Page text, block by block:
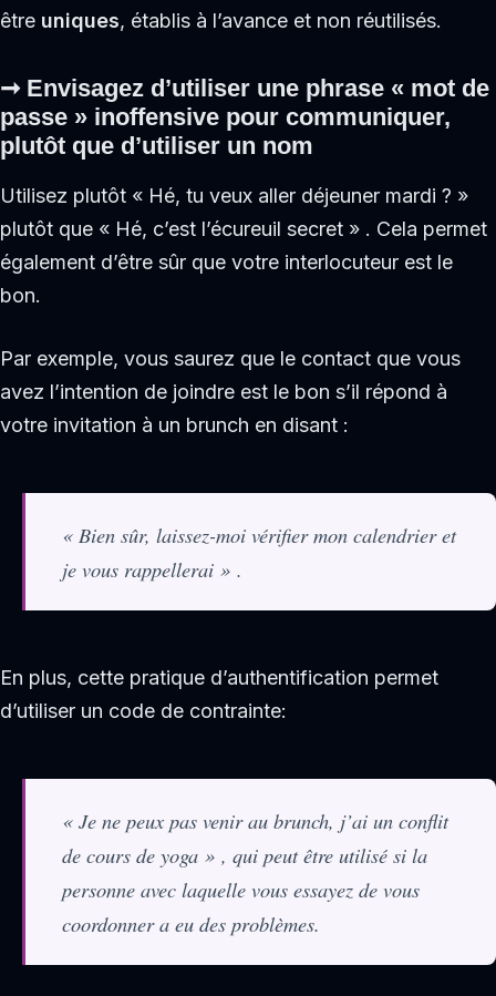
être uniques, établis à l’avance et non réutilisés.
➞Envisagez d’utiliser une phrase « mot de
passe » inoffensive pour communiquer,
plutôt que d’utiliser un nom
Utilisez plutôt « Hé, tu veux aller déjeuner mardi ? »
plutôt que « Hé, c’est l’écureuil secret » . Cela permet
également d’être sûr que votre interlocuteur est le
bon.
Par exemple, vous saurez que le contact que vous
avez l’intention de joindre est le bon s’il répond à
votre invitation à un brunch en disant :
« Bien sûr, laissez-moi vérifier mon calendrier et
je vous rappellerai » .
En plus, cette pratique d’authentification permet
d’utiliser un code de contrainte:
« Je ne peux pas venir au brunch, j’ai un conflit
de cours de yoga » , qui peut être utilisé si la
personne avec laquelle vous essayez de vous
coordonner a eu des problèmes.